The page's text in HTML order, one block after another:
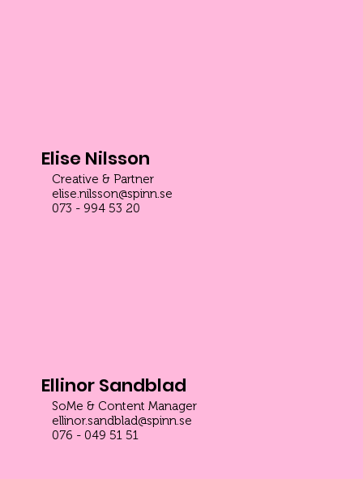
Elise Nilsson
Creative & Partner
elise.nilsson@spinn.se
073 - 994 53 20
Ellinor Sandblad
SoMe & Content Manager
ellinor.sandblad@spinn.se
076 - 049 51 51